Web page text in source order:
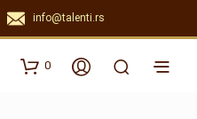
info@talenti.rs
0